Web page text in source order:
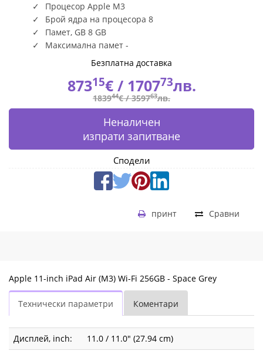
Процесор Apple M3
Брой ядра на процесора 8
Памет, GB 8 GB
Максимална памет -
Безплатна доставка
87315€ / 170773лв.
183944€ /359763лв.
Неналичен
изпрати запитване
Сподели
Сравни
принт
Apple 11-inch iPad Air (M3) Wi-Fi 256GB - Space Grey
Технически параметри Коментари
Дисплей, inch:
11.0 / 11.0" (27.94 cm)